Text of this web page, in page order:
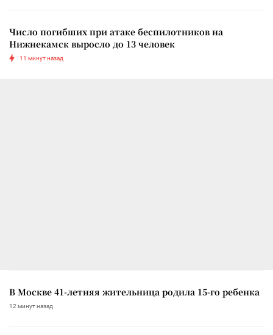
Число погибших при атаке беспилотников на
Нижнекамск выросло до 13 человек
11 минут назад
В Москве 41-летняя жительница родила 15-го ребенка
12 минут назад